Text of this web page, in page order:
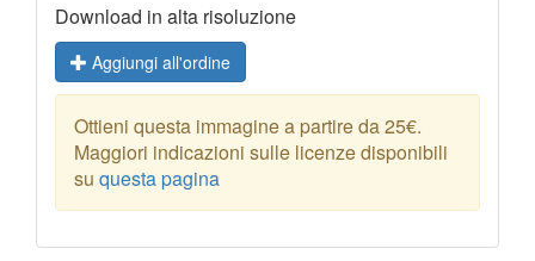
Download in alta risoluzione
Aggiungi all'ordine
Ottieni questa immagine a partire da 25€.
Maggiori indicazioni sulle licenze disponibili
su questa pagina